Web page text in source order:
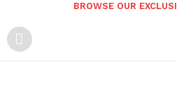
BROWSE OUR